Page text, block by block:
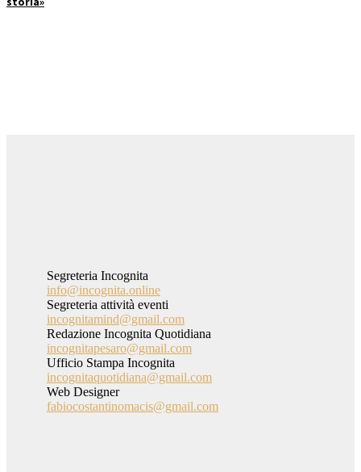
Segreteria Incognita
info@incognita.online
Segreteria attività eventi
incognitamind@gmail.com
Redazione Incognita Quotidiana
incognitapesaro@gmail.com
Ufficio Stampa Incognita
incognitaquotidiana@gmail.com
Web Designer
fabiocostantinomacis@gmail.com
Privacy policy